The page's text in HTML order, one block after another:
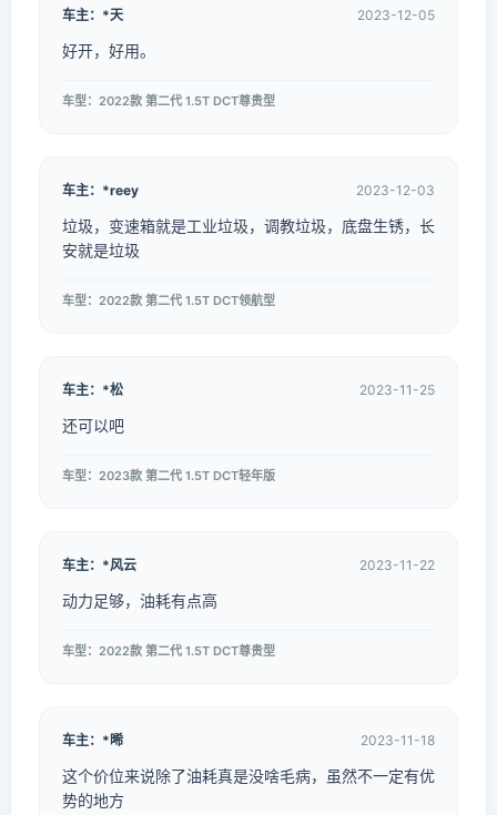
车主：*天 2023-12-05
好开，好用。
车型：2022款 第二代 1.5T DCT尊贵型
车主：*reey 2023-12-03
垃圾，变速箱就是工业垃圾，调教垃圾，底盘生锈，长
安就是垃圾
车型：2022款 第二代 1.5T DCT领航型
车主：*松 2023-11-25
还可以吧
车型：2023款 第二代 1.5T DCT轻年版
车主：*风云 2023-11-22
动力足够，油耗有点高
车型：2022款 第二代 1.5T DCT尊贵型
车主：*晞 2023-11-18
这个价位来说除了油耗真是没啥毛病，虽然不一定有优
势的地方